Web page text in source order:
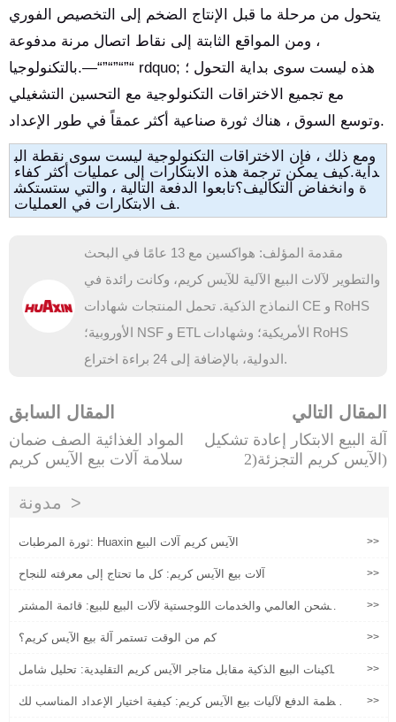
يتحول من مرحلة ما قبل الإنتاج الضخم إلى التخصيص الفوري
، ومن المواقع الثابتة إلى نقاط اتصال مرنة مدفوعة
بالتكنولوجيا.—“”“”“”“ rdquo; هذه ليست سوى بداية التحول ؛
مع تجميع الاختراقات التكنولوجية مع التحسين التشغيلي
وتوسع السوق ، هناك ثورة صناعية أكثر عمقاً في طور الإعداد.
ومع ذلك ، فإن الاختراقات التكنولوجية ليست سوى نقطة الب
داية.كيف يمكن ترجمة هذه الابتكارات إلى عمليات أكثر كفاء
ة وانخفاض التكاليف؟تابعوا الدفعة التالية ، والتي ستستكش
ف الابتكارات في العمليات.
مقدمة المؤلف: هواكسين مع 13 عامًا في البحث
والتطوير لآلات البيع الآلية للآيس كريم، وكانت رائدة في
النماذج الذكية. تحمل المنتجات شهادات CE و RoHS
الأوروبية؛ NSF و ETL الأمريكية؛ وشهادات RoHS
الدولية، بالإضافة إلى 24 براءة اختراع.
المقال السابق
المواد الغذائية الصف ضمان
سلامة آلات بيع الآيس كريم
المقال التالي
آلة البيع الابتكار إعادة تشكيل
الآيس كريم التجزئة(2)
مدونة
ثورة المرطبات: Huaxin الآيس كريم آلات البيع >>
آلات بيع الآيس كريم: كل ما تحتاج إلى معرفته للنجاح >>
الشحن العالمي والخدمات اللوجستية لآلات البيع للبيع: قائمة المشتر
>>
كم من الوقت تستمر آلة بيع الآيس كريم؟ >>
ماكينات البيع الذكية مقابل متاجر الآيس كريم التقليدية: تحليل شامل
>>
أنظمة الدفع لآليات بيع الآيس كريم: كيفية اختيار الإعداد المناسب لك
>>